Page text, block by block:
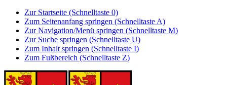
Zur Startseite (Schnelltaste 0)
Zum Seitenanfang springen (Schnelltaste A)
Zur Navigation/Menü springen (Schnelltaste M)
Zur Suche springen (Schnelltaste U)
Zum Inhalt springen (Schnelltaste I)
Zum Fußbereich (Schnelltaste Z)